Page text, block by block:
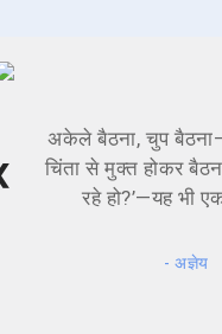
अकेले बैठना, चुप
चिंता से मुक्त होकर
रहे हो?’—यह भी
- अज्ञेय